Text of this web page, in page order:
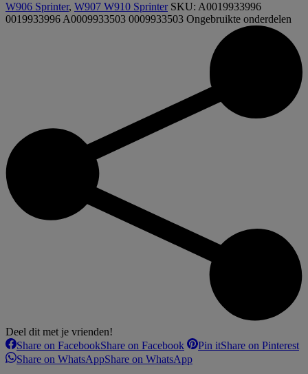
W906 Sprinter, W907 W910 Sprinter SKU: A0019933996
0019933996 A0009933503 0009933503 Ongebruikte onderdelen
Deel dit met je vrienden!
Share on FacebookShare on Facebook Pin itShare on Pinterest
Share on WhatsAppShare on WhatsApp